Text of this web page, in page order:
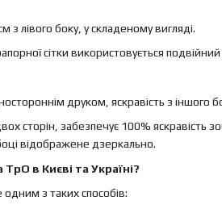
лівого боку, у складеному вигляді.
сітки використовується
друком, яскравість з іншого
сторін, забезпечує 100% яскравість
відображене дзеркально.
в Києві та Україні?
з таких способів: